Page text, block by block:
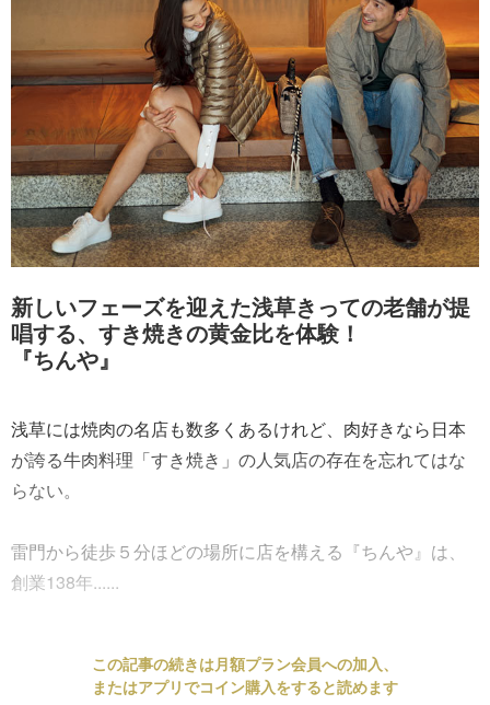
新しいフェーズを迎えた浅草きっての老舗が提
唱する、すき焼きの黄金比を体験！
『ちんや』
浅草には焼肉の名店も数多くあるけれど、肉好きなら日本
が誇る牛肉料理「すき焼き」の人気店の存在を忘れてはな
らない。
雷門から徒歩５分ほどの場所に店を構える『ちんや』は、
創業138年......
この記事の続きは月額プラン会員への加入、
またはアプリでコイン購入をすると読めます